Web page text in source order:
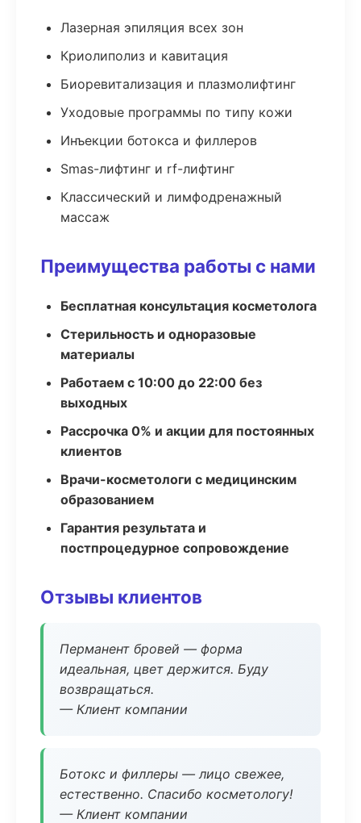
Лазерная эпиляция всех зон
Криолиполиз и кавитация
Биоревитализация и плазмолифтинг
Уходовые программы по типу кожи
Инъекции ботокса и филлеров
Smas-лифтинг и rf-лифтинг
Классический и лимфодренажный
массаж
Преимущества работы с нами
Бесплатная консультация косметолога
Стерильность и одноразовые
материалы
Работаем с 10:00 до 22:00 без
выходных
Рассрочка 0% и акции для постоянных
клиентов
Врачи-косметологи с медицинским
образованием
Гарантия результата и
постпроцедурное сопровождение
Отзывы клиентов
Перманент бровей — форма
идеальная, цвет держится. Буду
возвращаться.
— Клиент компании
Ботокс и филлеры — лицо свежее,
естественно. Спасибо косметологу!
— Клиент компании